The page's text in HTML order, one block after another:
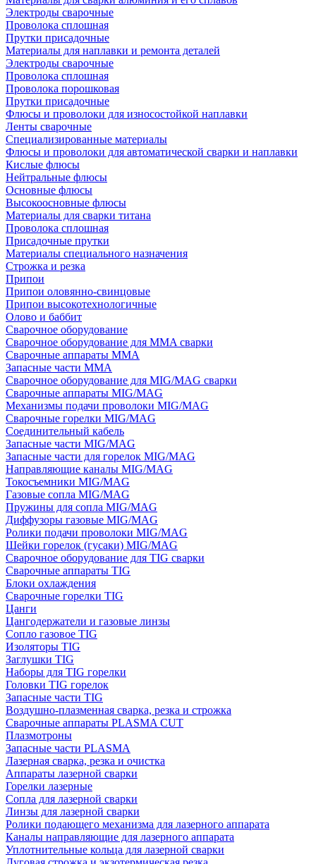
Электроды сварочные
Проволока сплошная
Прутки присадочные
Материалы для наплавки и ремонта деталей
Электроды сварочные
Проволока сплошная
Проволока порошковая
Прутки присадочные
Флюсы и проволоки для износостойкой наплавки
Ленты сварочные
Специализированные материалы
Флюсы и проволоки для автоматической сварки и наплавки
Кислые флюсы
Нейтральные флюсы
Основные флюсы
Высокоосновные флюсы
Материалы для сварки титана
Проволока сплошная
Присадочные прутки
Материалы специального назначения
Строжка и резка
Припои
Припои оловянно-свинцовые
Припои высокотехнологичные
Олово и баббит
Сварочное оборудование
Сварочное оборудование для MMA сварки
Сварочные аппараты MMA
Запасные части MMA
Сварочное оборудование для MIG/MAG сварки
Сварочные аппараты MIG/MAG
Механизмы подачи проволоки MIG/MAG
Сварочные горелки MIG/MAG
Соединительный кабель
Запасные части MIG/MAG
Запасные части для горелок MIG/MAG
Направляющие каналы MIG/MAG
Токосъемники MIG/MAG
Газовые сопла MIG/MAG
Пружины для сопла MIG/MAG
Диффузоры газовые MIG/MAG
Ролики подачи проволоки MIG/MAG
Шейки горелок (гусаки) MIG/MAG
Сварочное оборудование для TIG сварки
Сварочные аппараты TIG
Блоки охлаждения
Сварочные горелки TIG
Цанги
Цангодержатели и газовые линзы
Сопло газовое TIG
Изоляторы TIG
Заглушки TIG
Наборы для TIG горелки
Головки TIG горелок
Запасные части TIG
Воздушно-плазменная сварка, резка и строжка
Сварочные аппараты PLASMA CUT
Плазмотроны
Запасные части PLASMA
Лазерная сварка, резка и очистка
Аппараты лазерной сварки
Горелки лазерные
Сопла для лазерной сварки
Линзы для лазерной сварки
Ролики подающего механизма для лазерного аппарата
Каналы направляющие для лазерного аппарата
Уплотнительные кольца для лазерной сварки